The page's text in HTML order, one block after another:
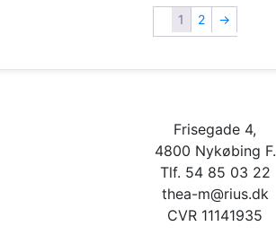
1 2 →
Frisegade 4,
4800 Nykøbing F.
Tlf. 54 85 03 22
thea-m@rius.dk
CVR 11141935